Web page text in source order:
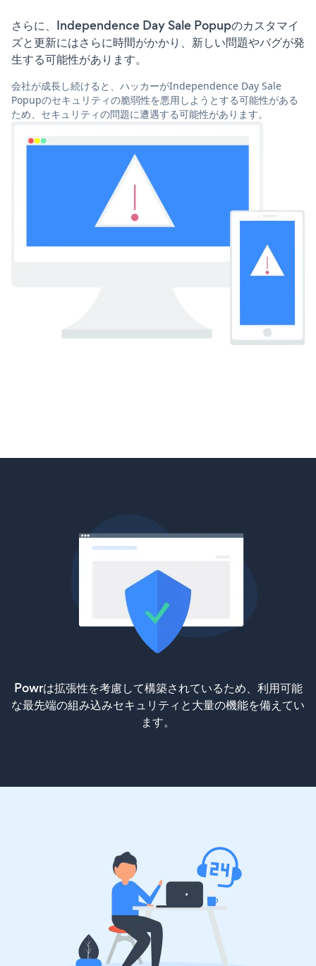
さらに、Independence Day Sale Popupのカスタマイ
ズと更新にはさらに時間がかかり、新しい問題やバグが発
生する可能性があります。
会社が成長し続けると、ハッカーがIndependence Day Sale
Popupのセキュリティの脆弱性を悪用しようとする可能性がある
ため、セキュリティの問題に遭遇する可能性があります。
Powrは拡張性を考慮して構築されているため、利用可能
な最先端の組み込みセキュリティと大量の機能を備えてい
ます。